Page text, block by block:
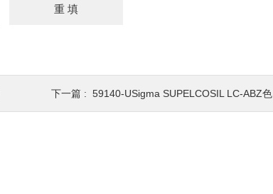
下一篇 : 59140-USigma SUPELCOSIL LC-ABZ色谱柱